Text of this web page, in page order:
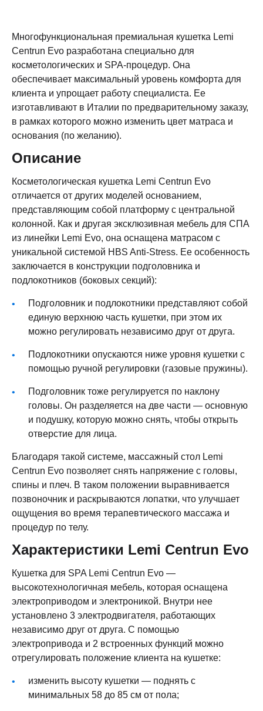
Многофункциональная премиальная кушетка Lemi
Centrun Evo разработана специально для
косметологических и SPA-процедур. Она
обеспечивает максимальный уровень комфорта для
клиента и упрощает работу специалиста. Ее
изготавливают в Италии по предварительному заказу,
в рамках которого можно изменить цвет матраса и
основания (по желанию).
Описание
Косметологическая кушетка Lemi Centrun Evo
отличается от других моделей основанием,
представляющим собой платформу с центральной
колонной. Как и другая эксклюзивная мебель для СПА
из линейки Lemi Evo, она оснащена матрасом с
уникальной системой HBS Anti-Stress. Ее особенность
заключается в конструкции подголовника и
подлокотников (боковых секций):
Подголовник и подлокотники представляют собой
единую верхнюю часть кушетки, при этом их
можно регулировать независимо друг от друга.
Подлокотники опускаются ниже уровня кушетки с
помощью ручной регулировки (газовые пружины).
Подголовник тоже регулируется по наклону
головы. Он разделяется на две части — основную
и подушку, которую можно снять, чтобы открыть
отверстие для лица.
Благодаря такой системе, массажный стол Lemi
Centrun Evo позволяет снять напряжение с головы,
спины и плеч. В таком положении выравнивается
позвоночник и раскрываются лопатки, что улучшает
ощущения во время терапевтического массажа и
процедур по телу.
Характеристики Lemi Centrun Evo
Кушетка для SPA Lemi Centrun Evo —
высокотехнологичная мебель, которая оснащена
электроприводом и электроникой. Внутри нее
установлено 3 электродвигателя, работающих
независимо друг от друга. С помощью
электропривода и 2 встроенных функций можно
отрегулировать положение клиента на кушетке:
изменить высоту кушетки — поднять с
минимальных 58 до 85 см от пола;